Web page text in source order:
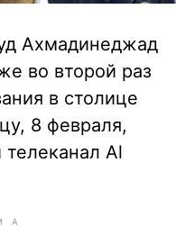
Ахмадинеджад
во второй раз
в столице
8 февраля,
Al